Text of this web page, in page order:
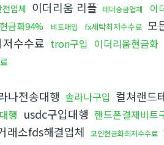
업체 이더리움 리플 테더송금업체 이
금화94% 비트매입 fx세탁최저수수료 모
수수료 tron구입 이더리움현금화
나전송대행 솔라나구입 컬쳐랜드
행 usdc구입대행 핸드폰결제비트
래소fds해결업체 코인현금화최저수수료